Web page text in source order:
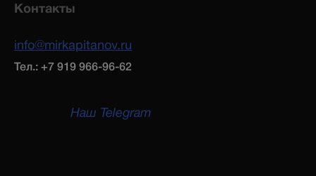
Контакты
info@mirkapitanov.ru
Тел.: +7 919 966-96-62
Наш Telegram